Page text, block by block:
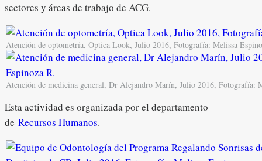
sectores y áreas de trabajo de ACG.
Atención de optometría, Optica Look, Julio 2016, Fotografía: Melissa
Atención de medicina general, Dr Alejandro Marín, Julio 2016, Fotografía:
Esta actividad es organizada por el departamento
de Recursos Humanos.